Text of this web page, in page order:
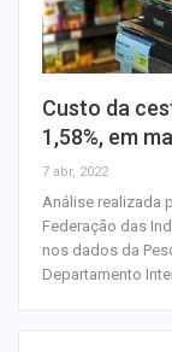
Custo da
1,58%, em
7 abr, 2022
Análise realizada
Federação das
nos dados da
Departamento